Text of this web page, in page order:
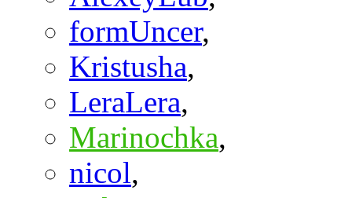
formUncer,
Kristusha,
LeraLera,
Marinochka,
nicol,